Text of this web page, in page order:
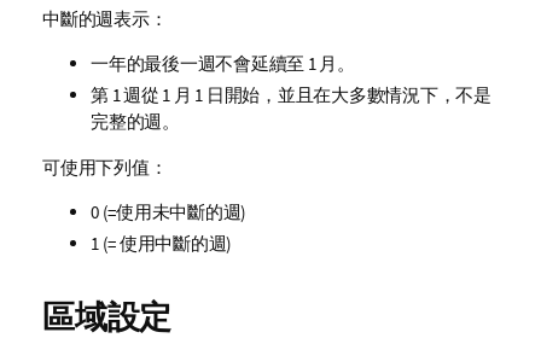
中斷的週表示：
一年的最後一週不會延續至 1 月。
第 1 週從 1 月 1 日開始，並且在大多數情況下，不是
完整的週。
可使用下列值：
0 (=使用未中斷的週)
1 (= 使用中斷的週)
區域設定